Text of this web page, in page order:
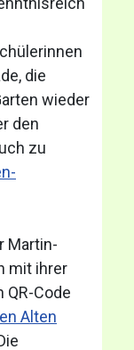
die
wieder
den
zu
Martin-
mit ihrer
Code
Alten